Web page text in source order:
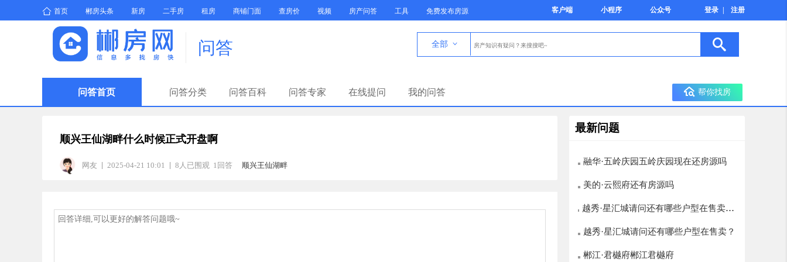
首页 郴房头条 新房 二手房 租房 商铺门面 查房价 视频 房产问答 工具 免费发布房源 客户端 小程序 公众号 登录 注册
问答 全部 
问答首页 问答分类 问答百科 问答专家 在线提问 我的问答 帮你找房
顺兴王仙湖畔什么时候正式开盘啊
网友 2025-04-21 10:01 8人已围观 1回答 顺兴王仙湖畔
最新问题
融华·五岭庆园五岭庆园现在还房源吗
美的·云熙府还有房源吗
越秀·星汇城请问还有哪些户型在售卖？
楼层选择有哪些，12层以上的有哪些
越秀·星汇城请问还有哪些户型在售卖？
郴江·君樾府郴江君樾府